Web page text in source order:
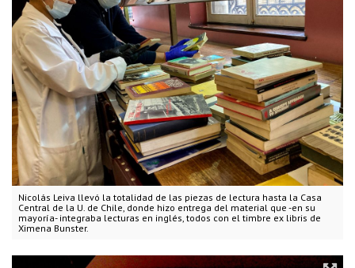
Nicolás Leiva llevó la totalidad de las piezas de lectura hasta la Casa
Central de la U. de Chile, donde hizo entrega del material que -en su
mayoría- integraba lecturas en inglés, todos con el timbre ex libris de
Ximena Bunster.